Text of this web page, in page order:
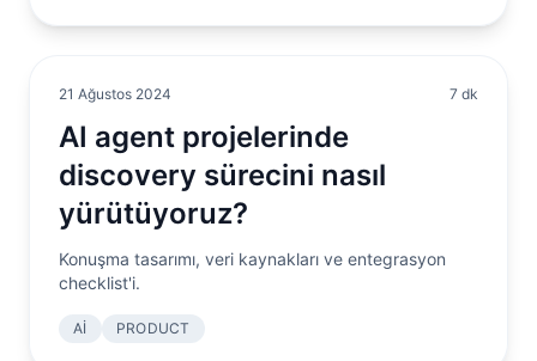
21 Ağustos 2024 7 dk
AI agent projelerinde
discovery sürecini nasıl
yürütüyoruz?
Konuşma tasarımı, veri kaynakları ve entegrasyon
checklist'i.
AI PRODUCT